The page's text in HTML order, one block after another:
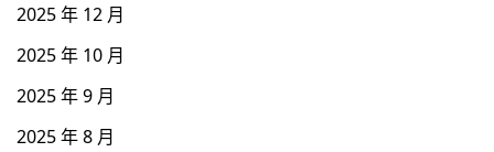
2025 年 12 月
2025 年 10 月
2025 年 9 月
2025 年 8 月